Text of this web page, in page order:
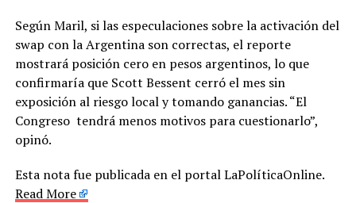
Según Maril, si las especulaciones sobre la activación del
swap con la Argentina son correctas, el reporte
mostrará posición cero en pesos argentinos, lo que
confirmaría que Scott Bessent cerró el mes sin
exposición al riesgo local y tomando ganancias. “El
Congreso tendrá menos motivos para cuestionarlo”,
opinó.
Esta nota fue publicada en el portal LaPolíticaOnline.
Read More